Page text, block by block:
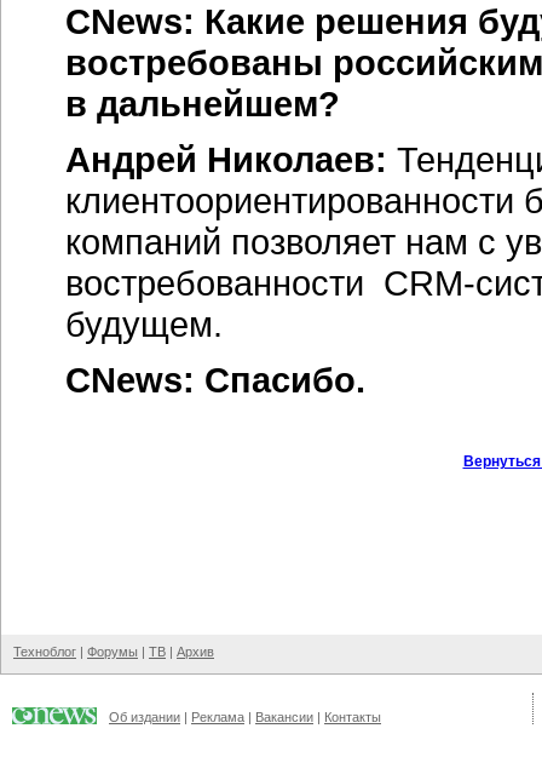
CNews: Какие решения
востребованы
в дальнейшем?
Андрей Николаев:
компаний позволяет нам с
востребованности CRM-
будущем.
CNews: Спасибо.
Техноблог | Форумы | ТВ | Архив
Об издании | Реклама | Вакансии | Контакты